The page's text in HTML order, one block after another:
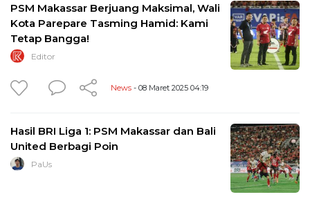
PSM Makassar Berjuang Maksimal, Wali
Kota Parepare Tasming Hamid: Kami
Tetap Bangga!
Editor
News - 08 Maret 2025 04:19
Hasil BRI Liga 1: PSM Makassar dan Bali
United Berbagi Poin
PaUs